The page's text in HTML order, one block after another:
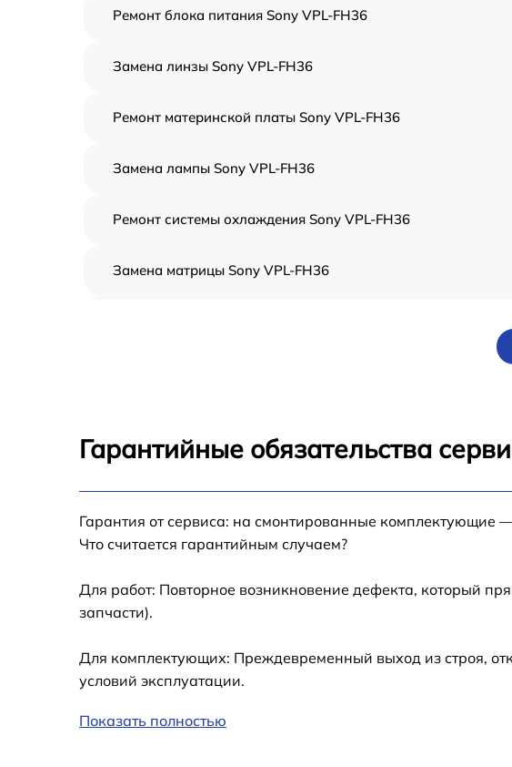
Ремонт блока питания Sony VPL-FH36
Замена линзы Sony VPL-FH36
Ремонт материнской платы Sony VPL-FH36
Замена лампы Sony VPL-FH36
Ремонт системы охлаждения Sony VPL-FH36
Замена матрицы Sony VPL-FH36
Замена колеса цветофильтров Sony VPL-
Перепрошивка, восстановление ПО Sony
VPL-FH36
Чистка проектора Sony VPL-FH36
Гарантийные обязательства
Гарантия от сервиса: на смонтированные комплектующие
Что считается гарантийным случаем?
Для работ: Повторное возникновение дефекта, который
запчасти).
Для комплектующих: Преждевременный выход из строя,
условий эксплуатации.
Показать полностью